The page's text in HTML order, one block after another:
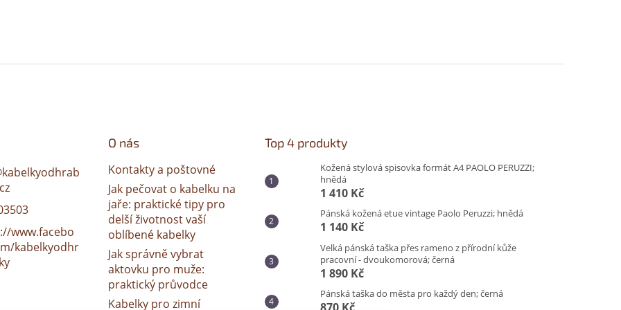
kabelkyodhrab
www.facebo
kabelkyodhr
O nás
Kontakty a poštovné
Jak pečovat o kabelku na
jaře: praktické tipy pro
delší životnost vaší
oblíbené kabelky
Jak správně vybrat
aktovku pro muže:
praktický průvodce
Kabelky pro zimní
Top 4 produkty
Kožená stylová spisovka formát A4 PAOLO PERUZZI;
hnědá
1 410 Kč
Pánská kožená etue vintage Paolo Peruzzi; hnědá
1 140 Kč
Velká pánská taška přes rameno z přírodní kůže
pracovní - dvoukomorová; černá
1 890 Kč
Pánská taška do města pro každý den; černá